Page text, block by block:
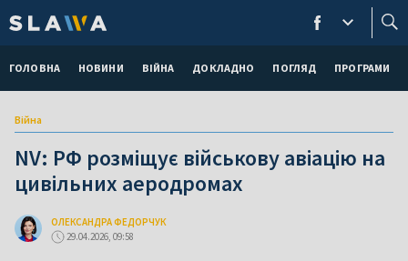
ГОЛОВНА НОВИНИ ВІЙНА ДОКЛАДНО ПОГЛЯД ПРОГРАМИ
Війна
NV: РФ розміщує військову авіацію на
цивільних аеродромах
ОЛЕКСАНДРА ФЕДОРЧУК
29.04.2026, 09:58